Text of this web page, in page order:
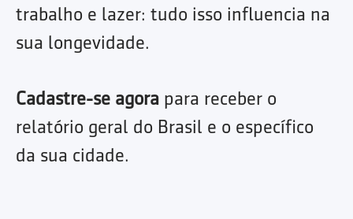
trabalho e lazer: tudo isso influencia na
sua longevidade.
Cadastre-se agora para receber o
relatório geral do Brasil e o específico
da sua cidade.